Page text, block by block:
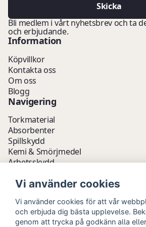
Skicka
Bli medlem i vårt nyhetsbrev och ta
och erbjudande.
Information
Köpvillkor
Kontakta oss
Om oss
Blogg
Navigering
Torkmaterial
Absorbenter
Spillskydd
Kemi & Smörjmedel
Arbetsskydd
Avfallshantering
Fathantering
Emballage & Tillbehör
Vi använder cookies
Vi använder cookies för att vår
och erbjuda dig bästa upplevelse.
genom att trycka på godkänn alla